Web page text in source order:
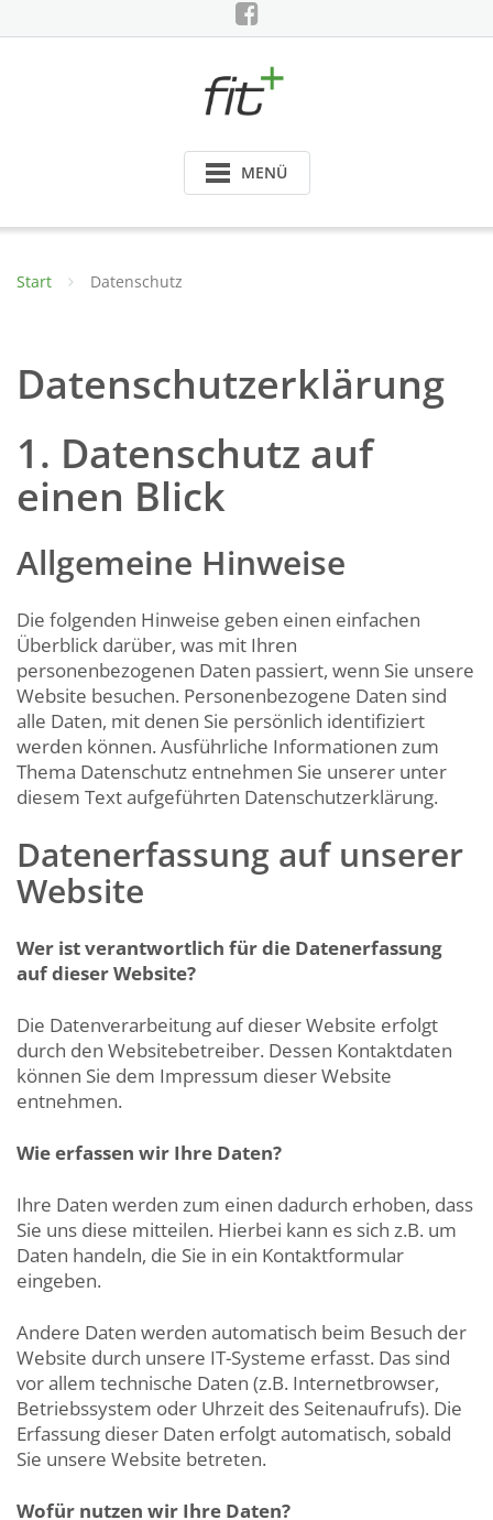
to
MENÜ
Start Datenschutz
Datenschutzerklärung
1. Datenschutz auf
einen Blick
Allgemeine Hinweise
Die folgenden Hinweise geben einen einfachen
Überblick darüber, was mit Ihren
personenbezogenen Daten passiert, wenn Sie unsere
Website besuchen. Personenbezogene Daten sind
alle Daten, mit denen Sie persönlich identifiziert
werden können. Ausführliche Informationen zum
Thema Datenschutz entnehmen Sie unserer unter
diesem Text aufgeführten Datenschutzerklärung.
Datenerfassung auf unserer
Website
Wer ist verantwortlich für die Datenerfassung
auf dieser Website?
Die Datenverarbeitung auf dieser Website erfolgt
durch den Websitebetreiber. Dessen Kontaktdaten
können Sie dem Impressum dieser Website
entnehmen.
Wie erfassen wir Ihre Daten?
Ihre Daten werden zum einen dadurch erhoben, dass
Sie uns diese mitteilen. Hierbei kann es sich z.B. um
Daten handeln, die Sie in ein Kontaktformular
eingeben.
Andere Daten werden automatisch beim Besuch der
Website durch unsere IT-Systeme erfasst. Das sind
vor allem technische Daten (z.B. Internetbrowser,
Betriebssystem oder Uhrzeit des Seitenaufrufs). Die
Erfassung dieser Daten erfolgt automatisch, sobald
Sie unsere Website betreten.
Wofür nutzen wir Ihre Daten?